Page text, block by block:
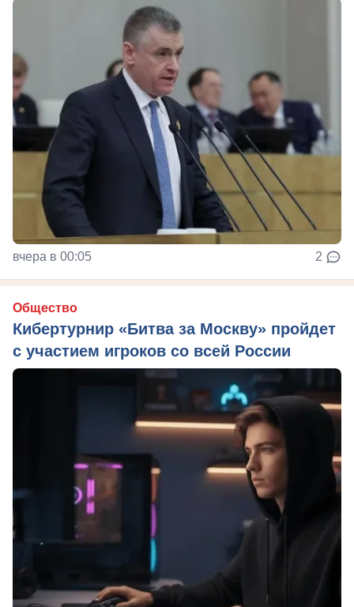
вчера в 00:05 2
Общество
Кибертурнир «Битва за Москву» пройдет
с участием игроков со всей России